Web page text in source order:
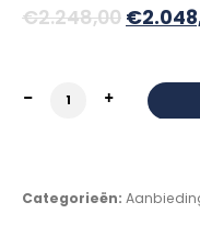
€2.248,00
was:
€
Yadea T9L Grijs
Categorieën: